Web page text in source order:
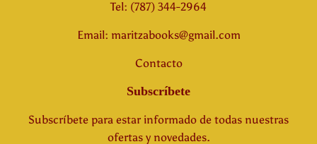
Tel: (787) 344-2964
Email: maritzabooks@gmail.com
Contacto
Subscríbete
Subscríbete para estar informado de todas nuestras
ofertas y novedades.